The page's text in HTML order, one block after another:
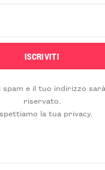
spam e il tuo indirizzo
riservato.
la tua privacy.